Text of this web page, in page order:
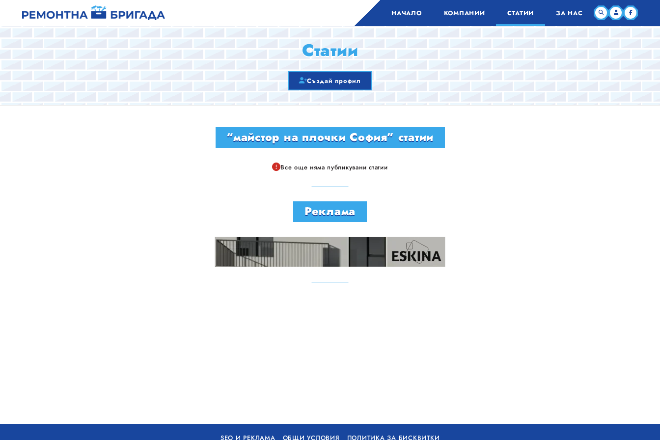
НАЧАЛО КОМПАНИИ СТАТИИ ЗА НАС
Статии
Създай профил
“майстор на плочки София” статии
Все още няма публикувани статии
Реклама
SEO И РЕКЛАМА ОБЩИ УСЛОВИЯ ПОЛИТИКА ЗА БИСКВИТКИ